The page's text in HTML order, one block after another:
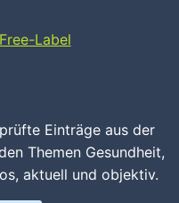
Einträge aus der
Themen Gesundheit,
aktuell und objektiv.